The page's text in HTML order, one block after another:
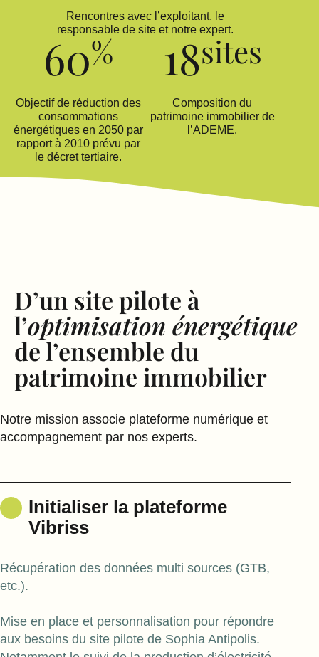
Rencontres avec l’exploitant, le
responsable de site et notre expert.
60%
Objectif de réduction des
consommations
énergétiques en 2050 par
rapport à 2010 prévu par
le décret tertiaire.
18sites
Composition du
patrimoine immobilier de
l’ADEME.
D’un site pilote à
l’optimisation énergétique
de l’ensemble du
patrimoine immobilier
Notre mission associe plateforme numérique et
accompagnement par nos experts.
Initialiser la plateforme
Vibriss
Récupération des données multi sources (GTB,
etc.).
Mise en place et personnalisation pour répondre
aux besoins du site pilote de Sophia Antipolis.